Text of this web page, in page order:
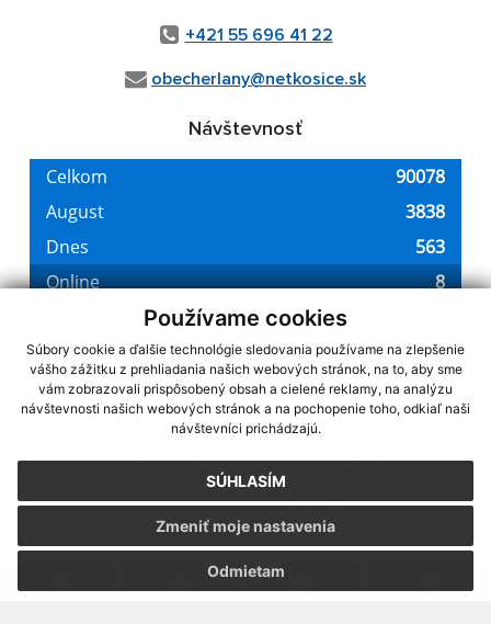
Používame cookies
Súbory cookie a ďalšie technológie sledovania používame na zlepšenie
vášho zážitku z prehliadania našich webových stránok, na to, aby sme
vám zobrazovali prispôsobený obsah a cielené reklamy, na analýzu
návštevnosti našich webových stránok a na pochopenie toho, odkiaľ naši
návštevníci prichádzajú.
SÚHLASÍM
Odmietam
Zmeniť moje nastavenia
+421 55 696 41 22
obecherlany@netkosice.sk
Návštevnosť
využite možnosť získavania aktuálnych informácií s využitím RSS
CMS systém (redakčný) systém ECHELON 2,Mapa stránok,web portál
webex.digital, s.r.o.,domény,registrácia domény
Posledná aktualizácia:07.08.2026
Vytlačiť stránku|Vyhlásenie o prístupnosti